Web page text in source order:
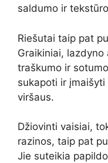
saldumo ir
Riešutai taip pat
Graikiniai,
traškumo ir
sukapoti ir
viršaus.
Džiovinti vaisiai,
razinos, taip pat
Jie suteikia